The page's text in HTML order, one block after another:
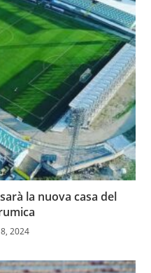
la nuova casa del
2024